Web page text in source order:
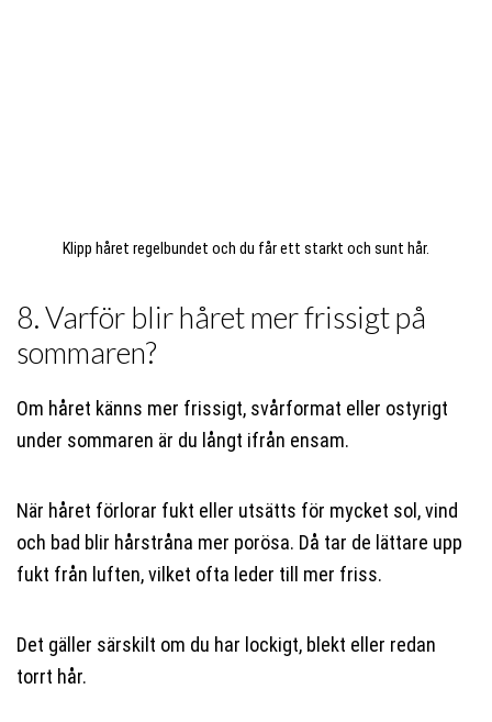
Klipp håret regelbundet och du får ett starkt och sunt hår.
8. Varför blir håret mer frissigt på
sommaren?
Om håret känns mer frissigt, svårformat eller ostyrigt
under sommaren är du långt ifrån ensam.
När håret förlorar fukt eller utsätts för mycket sol, vind
och bad blir hårstråna mer porösa. Då tar de lättare upp
fukt från luften, vilket ofta leder till mer friss.
Det gäller särskilt om du har lockigt, blekt eller redan
torrt hår.